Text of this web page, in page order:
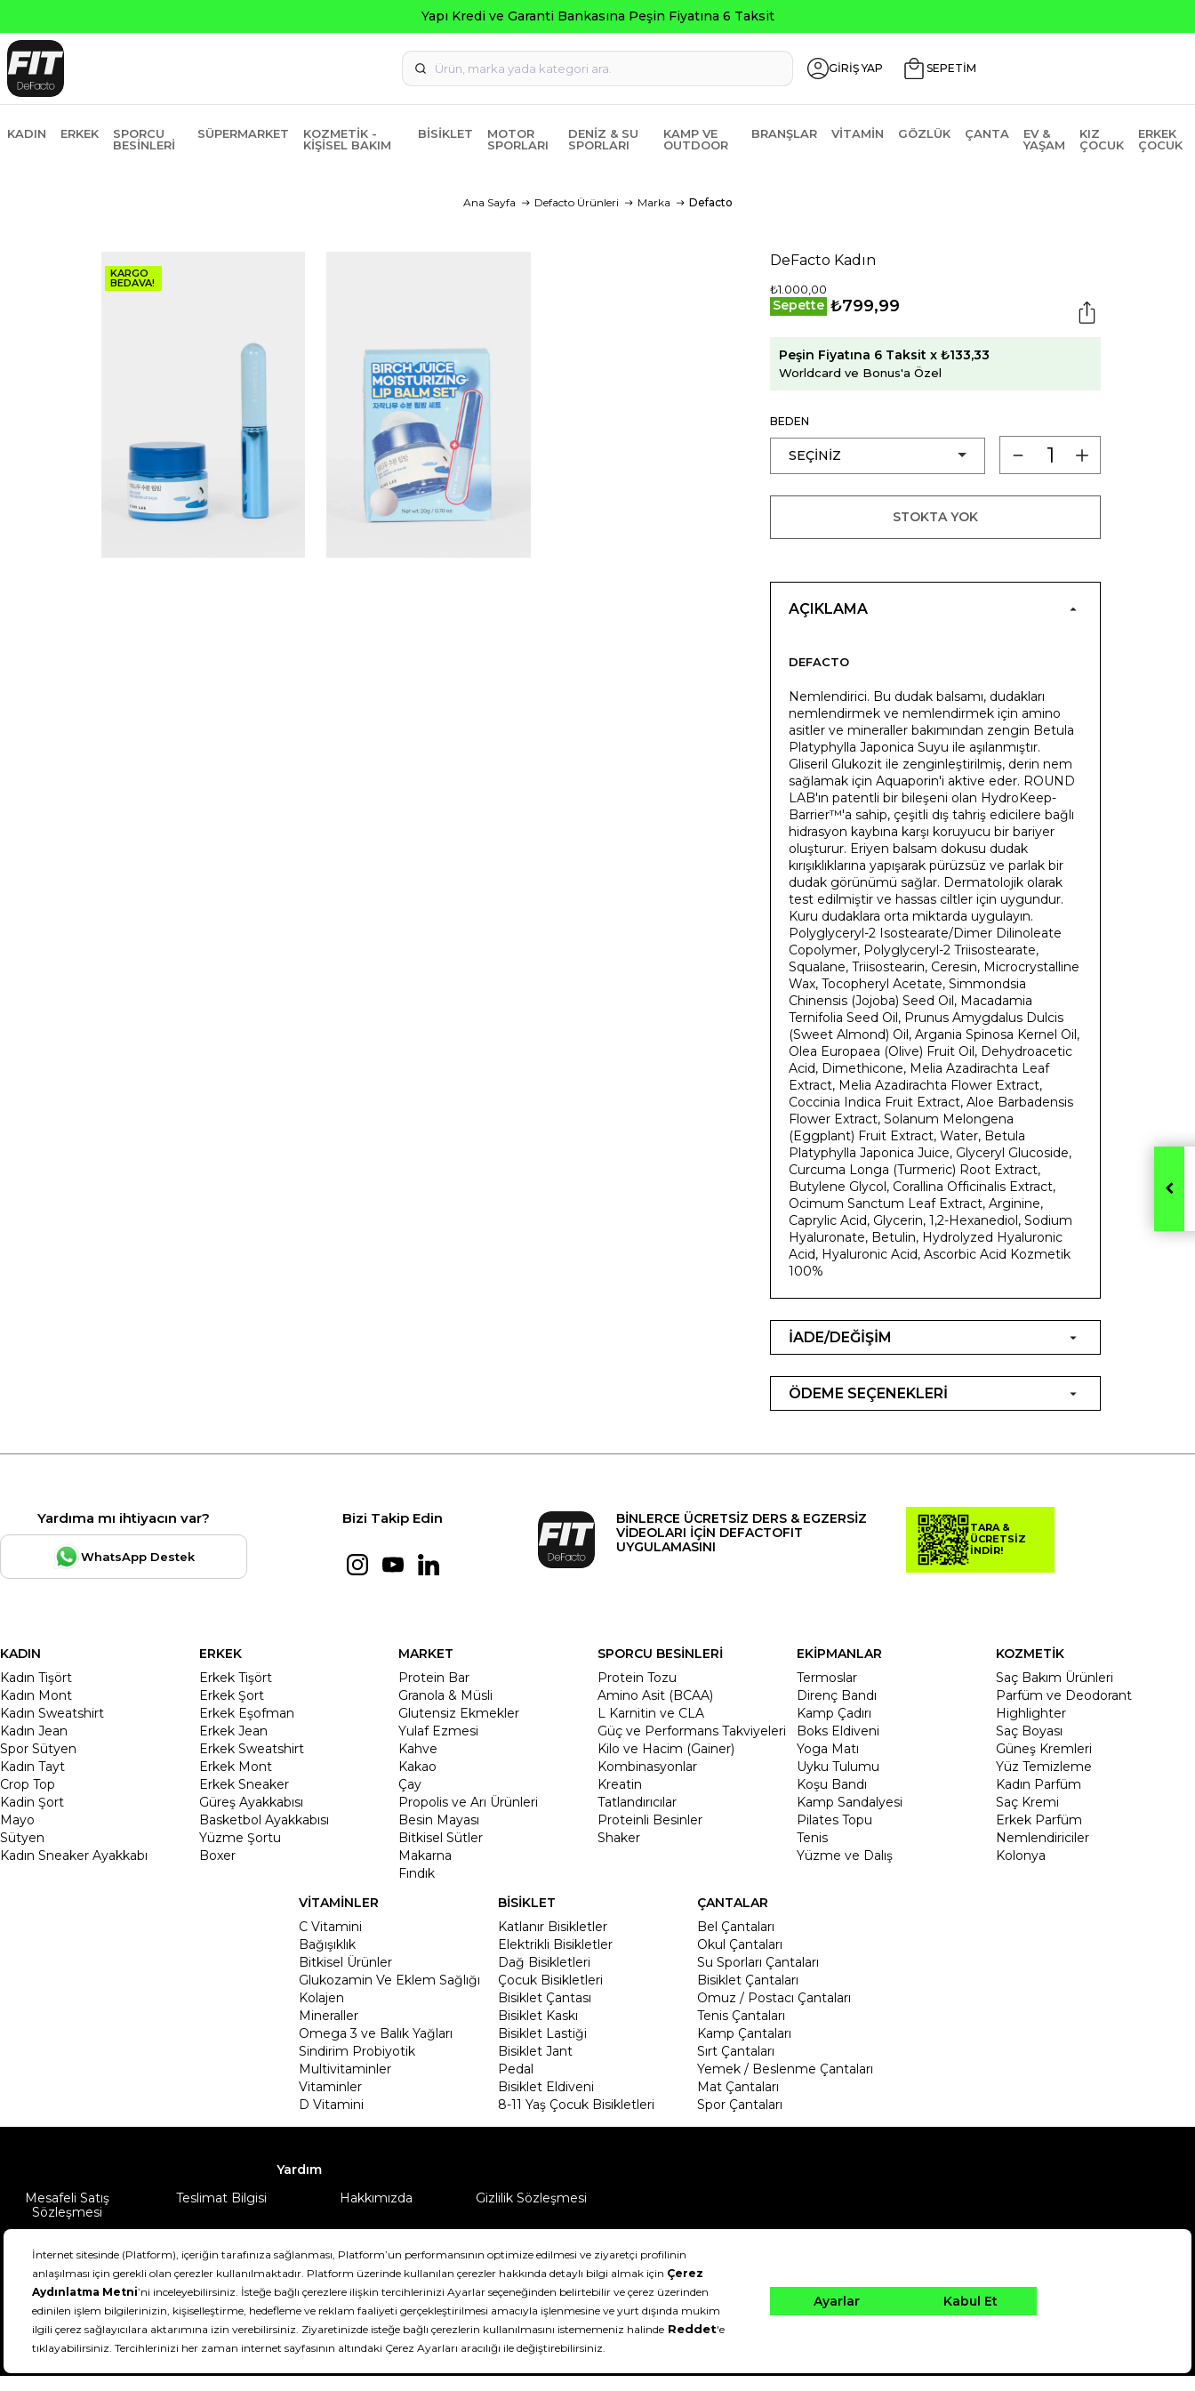
GİRİŞ YAP SEPETİM
KADIN ERKEK
SPORCU
BESINLERI
SÜPERMARKET
KOZMETIK -
KIŞISEL BAKIM
BISIKLET
MOTOR
SPORLARI
DENIZ & SU
SPORLARI
KAMP VE
OUTDOOR
BRANŞLAR VITAMIN GÖZLÜK ÇANTA
EV &
YAŞAM
KIZ
ÇOCUK
ERKEK
ÇOCUK
Ana Sayfa Defacto Ürünleri Marka Defacto
KARGO
BEDAVA!
DeFacto Kadın
₺1.000,00
Sepette ₺799,99
Peşin Fiyatına 6 Taksit x ₺133,33
Worldcard ve Bonus'a Özel
BEDEN
STOKTA YOK
AÇIKLAMA
DEFACTO
Nemlendirici. Bu dudak balsamı, dudakları
nemlendirmek ve nemlendirmek için amino
asitler ve mineraller bakımından zengin Betula
Platyphylla Japonica Suyu ile aşılanmıştır.
Gliseril Glukozit ile zenginleştirilmiş, derin nem
sağlamak için Aquaporin'i aktive eder. ROUND
LAB'ın patentli bir bileşeni olan HydroKeep-
Barrier™'a sahip, çeşitli dış tahriş edicilere bağlı
hidrasyon kaybına karşı koruyucu bir bariyer
oluşturur. Eriyen balsam dokusu dudak
kırışıklıklarına yapışarak pürüzsüz ve parlak bir
dudak görünümü sağlar. Dermatolojik olarak
test edilmiştir ve hassas ciltler için uygundur.
Kuru dudaklara orta miktarda uygulayın.
Polyglyceryl-2 Isostearate/Dimer Dilinoleate
Copolymer, Polyglyceryl-2 Triisostearate,
Squalane, Triisostearin, Ceresin, Microcrystalline
Wax, Tocopheryl Acetate, Simmondsia
Chinensis (Jojoba) Seed Oil, Macadamia
Ternifolia Seed Oil, Prunus Amygdalus Dulcis
(Sweet Almond) Oil, Argania Spinosa Kernel Oil,
Olea Europaea (Olive) Fruit Oil, Dehydroacetic
Acid, Dimethicone, Melia Azadirachta Leaf
Extract, Melia Azadirachta Flower Extract,
Coccinia Indica Fruit Extract, Aloe Barbadensis
Flower Extract, Solanum Melongena
(Eggplant) Fruit Extract, Water, Betula
Platyphylla Japonica Juice, Glyceryl Glucoside,
Curcuma Longa (Turmeric) Root Extract,
Butylene Glycol, Corallina Officinalis Extract,
Ocimum Sanctum Leaf Extract, Arginine,
Caprylic Acid, Glycerin, 1,2-Hexanediol, Sodium
Hyaluronate, Betulin, Hydrolyzed Hyaluronic
Acid, Hyaluronic Acid, Ascorbic Acid Kozmetik
100%
İADE/DEĞİŞİM
ÖDEME SEÇENEKLERİ
Yardıma mı ihtiyacın var?
WhatsApp Destek
Bizi Takip Edin
BİNLERCE ÜCRETSİZ DERS & EGZERSİZ
VİDEOLARI İÇİN DEFACTOFIT
UYGULAMASINI
TARA &
ÜCRETSİZ
İNDİR!
KADIN
Kadın Tişört
Kadın Mont
Kadın Sweatshirt
Kadın Jean
Spor Sütyen
Kadın Tayt
Crop Top
Kadin Şort
Mayo
Sütyen
Kadın Sneaker Ayakkabı
ERKEK
Erkek Tişört
Erkek Şort
Erkek Eşofman
Erkek Jean
Erkek Sweatshirt
Erkek Mont
Erkek Sneaker
Güreş Ayakkabısı
Basketbol Ayakkabısı
Yüzme Şortu
Boxer
MARKET
Protein Bar
Granola & Müsli
Glutensiz Ekmekler
Yulaf Ezmesi
Kahve
Kakao
Çay
Propolis ve Arı Ürünleri
Besin Mayası
Bitkisel Sütler
Makarna
Fındık
SPORCU BESİNLERİ
Protein Tozu
Amino Asit (BCAA)
L Karnitin ve CLA
Güç ve Performans Takviyeleri
Kilo ve Hacim (Gainer)
Kombinasyonlar
Kreatin
Tatlandırıcılar
Proteinli Besinler
Shaker
EKİPMANLAR
Termoslar
Direnç Bandı
Kamp Çadırı
Boks Eldiveni
Yoga Matı
Uyku Tulumu
Koşu Bandı
Kamp Sandalyesi
Pilates Topu
Tenis
Yüzme ve Dalış
KOZMETİK
Saç Bakım Ürünleri
Parfüm ve Deodorant
Highlighter
Saç Boyası
Güneş Kremleri
Yüz Temizleme
Kadın Parfüm
Saç Kremi
Erkek Parfüm
Nemlendiriciler
Kolonya
VİTAMİNLER
C Vitamini
Bağışıklık
Bitkisel Ürünler
Glukozamin Ve Eklem Sağlığı
Kolajen
Mineraller
Omega 3 ve Balık Yağları
Sindirim Probiyotik
Multivitaminler
Vitaminler
D Vitamini
BİSİKLET
Katlanır Bisikletler
Elektrikli Bisikletler
Dağ Bisikletleri
Çocuk Bisikletleri
Bisiklet Çantası
Bisiklet Kaskı
Bisiklet Lastiği
Bisiklet Jant
Pedal
Bisiklet Eldiveni
8-11 Yaş Çocuk Bisikletleri
ÇANTALAR
Bel Çantaları
Okul Çantaları
Su Sporları Çantaları
Bisiklet Çantaları
Omuz / Postacı Çantaları
Tenis Çantaları
Kamp Çantaları
Sırt Çantaları
Yemek / Beslenme Çantaları
Mat Çantaları
Spor Çantaları
Yardım
Mesafeli Satış
Sözleşmesi
Teslimat Bilgisi Hakkımızda Gizlilik Sözleşmesi
DeFactoFIT ©️ 2022-2026. Tüm hakları saklıdır.